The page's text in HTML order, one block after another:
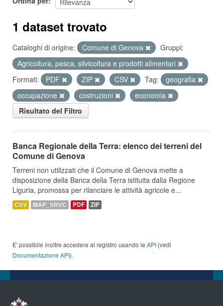
1 dataset trovato
Cataloghi di origine: Comune di Genova
Gruppi:
Agricoltura, pesca, silvicoltura e prodotti alimentari
Formati:
PDF ZIP CSV Tag:
geografia
occupazione
costruzioni
economia
Risultato del Filtro
Banca Regionale della Terra: elenco dei terreni del
Comune di Genova
Terreni non utilizzati che il Comune di Genova mette a
disposizione della Banca della Terra istituita dalla Regione
Liguria, promossa per rilanciare le attività agricole e...
CSV MAP_SRVC PDF ZIP
E' possibile inoltre accedere al registro usando le API (vedi
Documentazione API).